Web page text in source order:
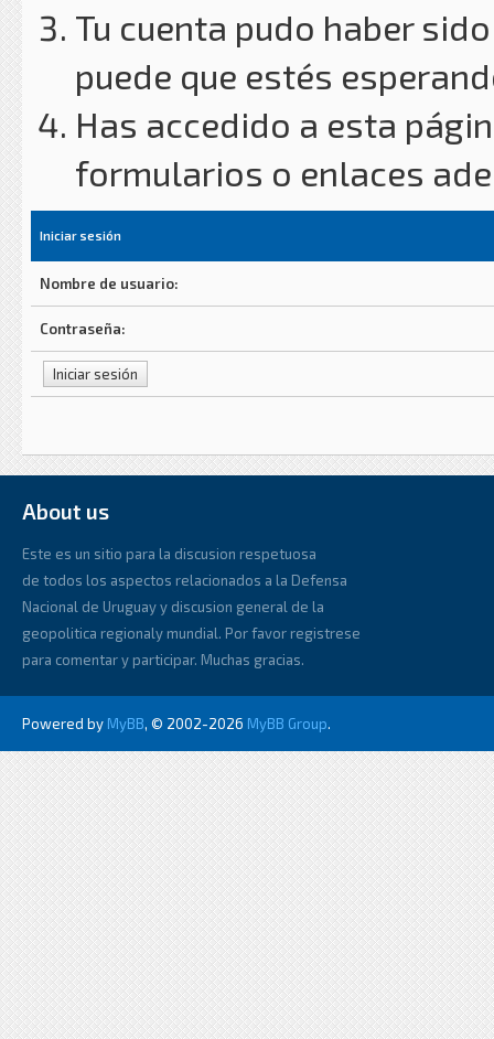
Tu cuenta pudo haber
puede que estés
Has accedido a esta
formularios o enlaces
Iniciar sesión
Nombre de usuario:
Contraseña:
About us
Este es un sitio para la discusion respetuosa
de todos los aspectos relacionados a la Defensa
Nacional de Uruguay y discusion general de la
geopolitica regionaly mundial. Por favor registrese
para comentar y participar. Muchas gracias.
Powered by MyBB, © 2002-2026 MyBB Group.